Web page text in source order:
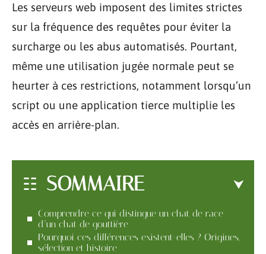
Les serveurs web imposent des limites strictes
sur la fréquence des requêtes pour éviter la
surcharge ou les abus automatisés. Pourtant,
même une utilisation jugée normale peut se
heurter à ces restrictions, notamment lorsqu’un
script ou une application tierce multiplie les
accès en arrière-plan.
SOMMAIRE
Comprendre ce qui distingue un chat de race
d’un chat de gouttière
Pourquoi ces différences existent-elles ? Origines,
sélection et histoire